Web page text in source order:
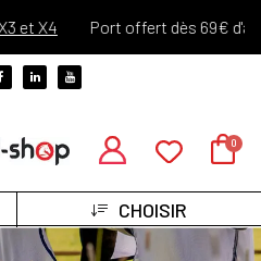
Port offert dès 69€ d'achats
CHOISIR